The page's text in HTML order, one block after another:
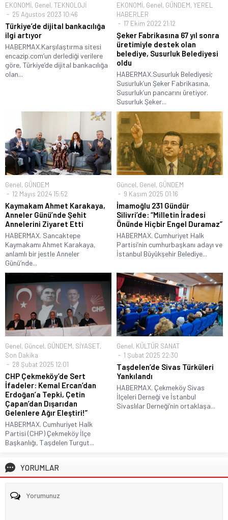
EKONOMİ, Genel, TEKNOLOJİ
25 Ağustos 2023 10:46
Türkiye’de dijital bankacılığa
ilgi artıyor
HABERMAX.Karşılaştırma sitesi
encazip.com’un derlediği verilere
göre, Türkiye’de dijital bankacılığa
olan...
EKONOMİ, Genel, GÜNDEM, YEREL
HABERLER
17 Ekim 2022 21:12
Şeker Fabrikasına 67 yıl sonra
üretimiyle destek olan
belediye, Susurluk Belediyesi
oldu
HABERMAX.Susurluk Belediyesi;
Susurluk’un Şeker Fabrikasına,
Susurluk’un pancarını üretiyor.
Susurluk Şeker...
Genel, GÜNDEM
12 Mayıs 2024 15:52
Kaymakam Ahmet Karakaya,
Anneler Günü’nde Şehit
Annelerini Ziyaret Etti
HABERMAX. Sancaktepe
Kaymakamı Ahmet Karakaya,
anlamlı bir jestle Anneler
Günü’nde...
Güncel, Genel, GÜNDEM
9 Kasım 2025 01:16
İmamoğlu 231 Gündür
Silivri’de: “Milletin İradesi
Önünde Hiçbir Engel Duramaz”
HABERMAX. Cumhuriyet Halk
Partisi’nin cumhurbaşkanı adayı ve
İstanbul Büyükşehir Belediye...
Genel, Güncel, GÜNDEM, SİYASET,
Son Dakika
28 Şubat 2025 12:01
CHP Çekmeköy’de Sert
İfadeler: Kemal Ercan’dan
Erdoğan’a Tepki, Çetin
Çapan’dan Dışarıdan
Gelenlere Ağır Eleştiri!”
HABERMAX. Cumhuriyet Halk
Partisi (CHP) Çekmeköy İlçe
Başkanlığı, Taşdelen Turgut...
Genel, KÜLTÜR SANAT
1 Şubat 2025 22:30
Taşdelen’de Sivas Türküleri
Yankılandı
HABERMAX. Çekmeköy Sivas
İlçeleri Derneği ve İstanbul
Sivaslılar Derneği’nin ortaklaşa...
YORUMLAR